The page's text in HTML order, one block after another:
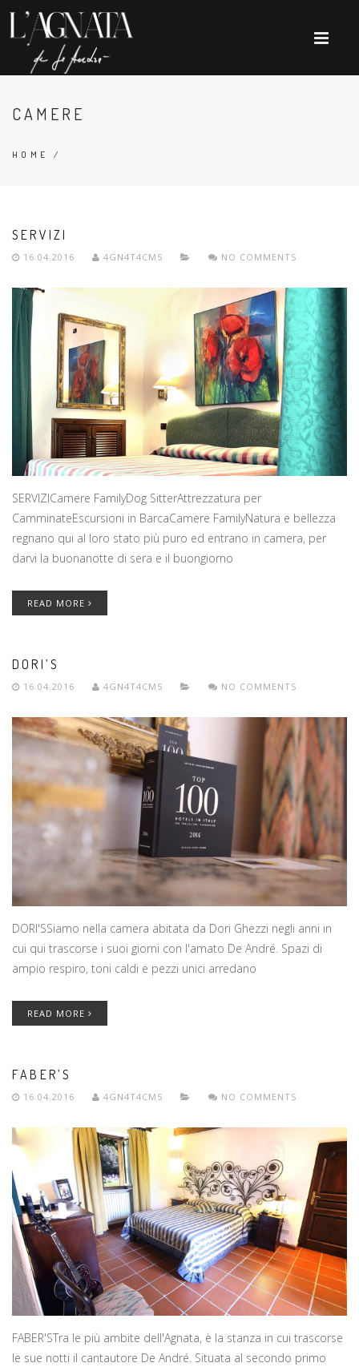
CAMERE
HOME /
SERVIZI
16.04.2016 4GN4T4CM5 NO COMMENTS
SERVIZICamere FamilyDog SitterAttrezzatura per
CamminateEscursioni in BarcaCamere FamilyNatura e bellezza
regnano qui al loro stato più puro ed entrano in camera, per
darvi la buonanotte di sera e il buongiorno
READ MORE
DORI’S
16.04.2016 4GN4T4CM5 NO COMMENTS
DORI'SSiamo nella camera abitata da Dori Ghezzi negli anni in
cui qui trascorse i suoi giorni con l'amato De André. Spazi di
ampio respiro, toni caldi e pezzi unici arredano
READ MORE
FABER’S
16.04.2016 4GN4T4CM5 NO COMMENTS
FABER'STra le più ambite dell'Agnata, è la stanza in cui trascorse
le sue notti il cantautore De André. Situata al secondo primo